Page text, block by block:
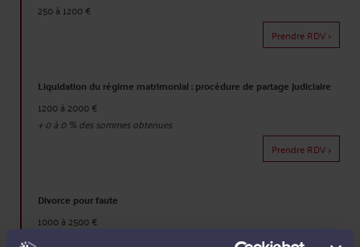
250 à 1200 €
Prendre RDV >
Liquidation du régime matrimonial : procédure de partage judiciaire
1200 à 2000 €
+0 à 0% des sommes obtenues
Prendre RDV >
Divorce pour faute
1000 à 2500 €
% des sommes obtenues ou de l'économie réalisée